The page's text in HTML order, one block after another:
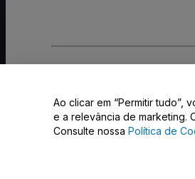
Não partilhar as minhas
Ao clicar em “Permitir tudo”,
e a relevância de marketing.
Consulte nossa Política de